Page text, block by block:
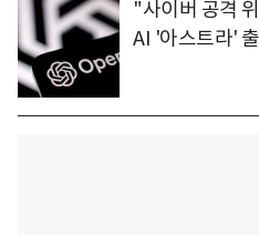
"사이버 공격
AI '아스트라' 출